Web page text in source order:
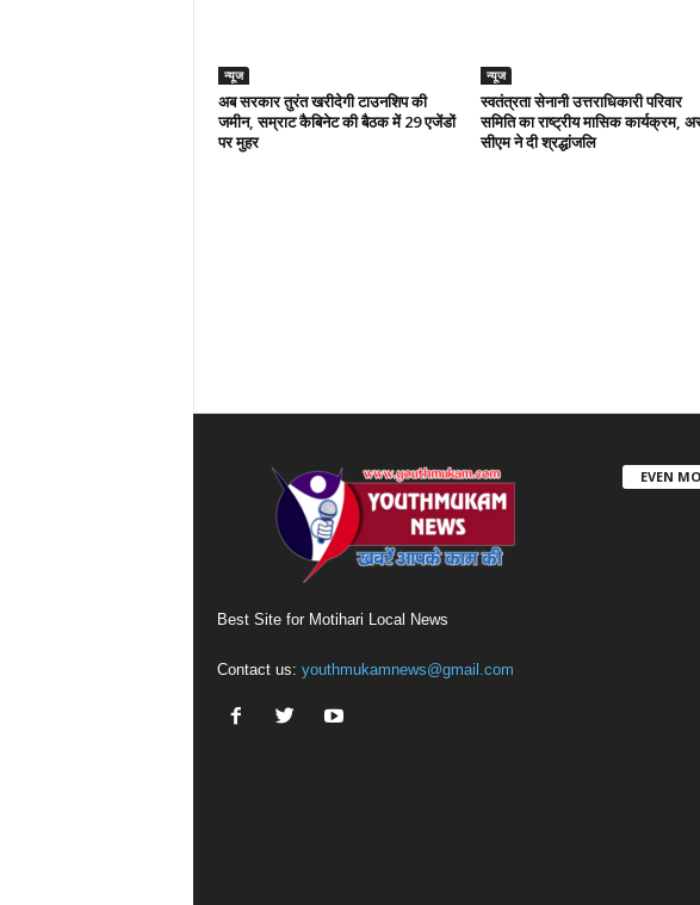
न्यूज
अब सरकार तुरंत खरीदेगी टाउनशिप की
जमीन, सम्राट कैबिनेट की बैठक में 29 एजेंडों
पर मुहर
न्यूज
स्वतंत्रता सेनानी उत्तराधिकारी परिवार
समिति का राष्ट्रीय मासिक कार्यक्रम,
सीएम ने दी श्रद्धांजलि
Best Site for Motihari Local News
Contact us: youthmukamnews@gmail.com
EVEN